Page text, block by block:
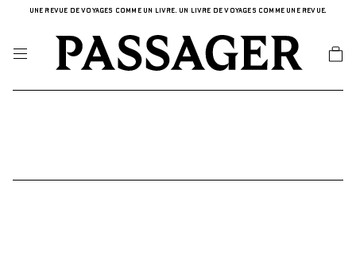
UNE REVUE DE VOYAGES COMME UN LIVRE. UN LIVRE DE VOYAGES COMME UNE REVUE.